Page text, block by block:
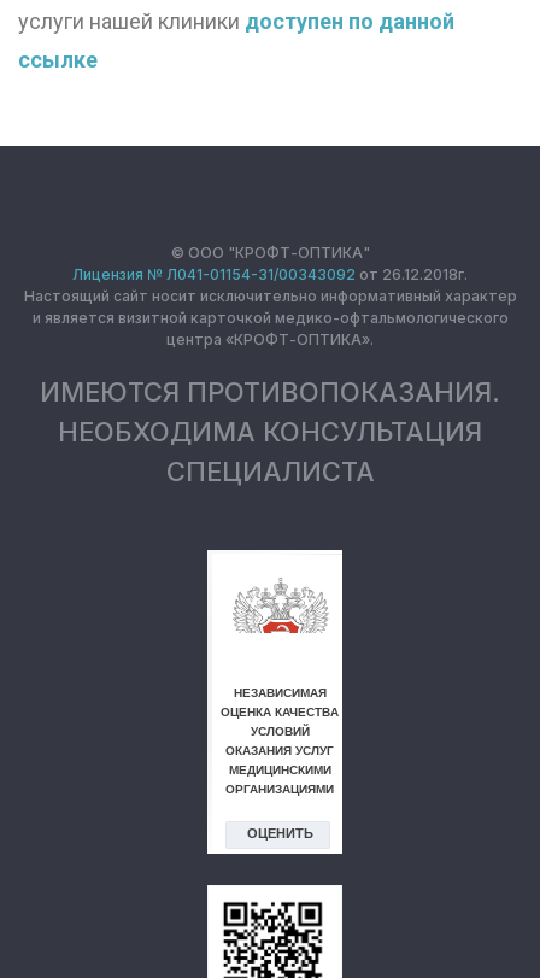
услуги нашей клиники доступен по данной
ссылке
© ООО "КРОФТ-ОПТИКА"
Лицензия № Л041-01154-31/00343092 от 26.12.2018г.
Настоящий сайт носит исключительно информативный характер
и является визитной карточкой медико-офтальмологического
центра «КРОФТ-ОПТИКА».
ИМЕЮТСЯ ПРОТИВОПОКАЗАНИЯ.
НЕОБХОДИМА КОНСУЛЬТАЦИЯ
СПЕЦИАЛИСТА